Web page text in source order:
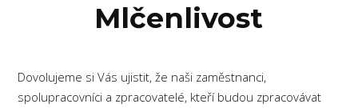
Mlčenlivost
Dovolujeme si Vás ujistit, že naši zaměstnanci,
spolupracovníci a zpracovatelé, kteří budou zpracovávat